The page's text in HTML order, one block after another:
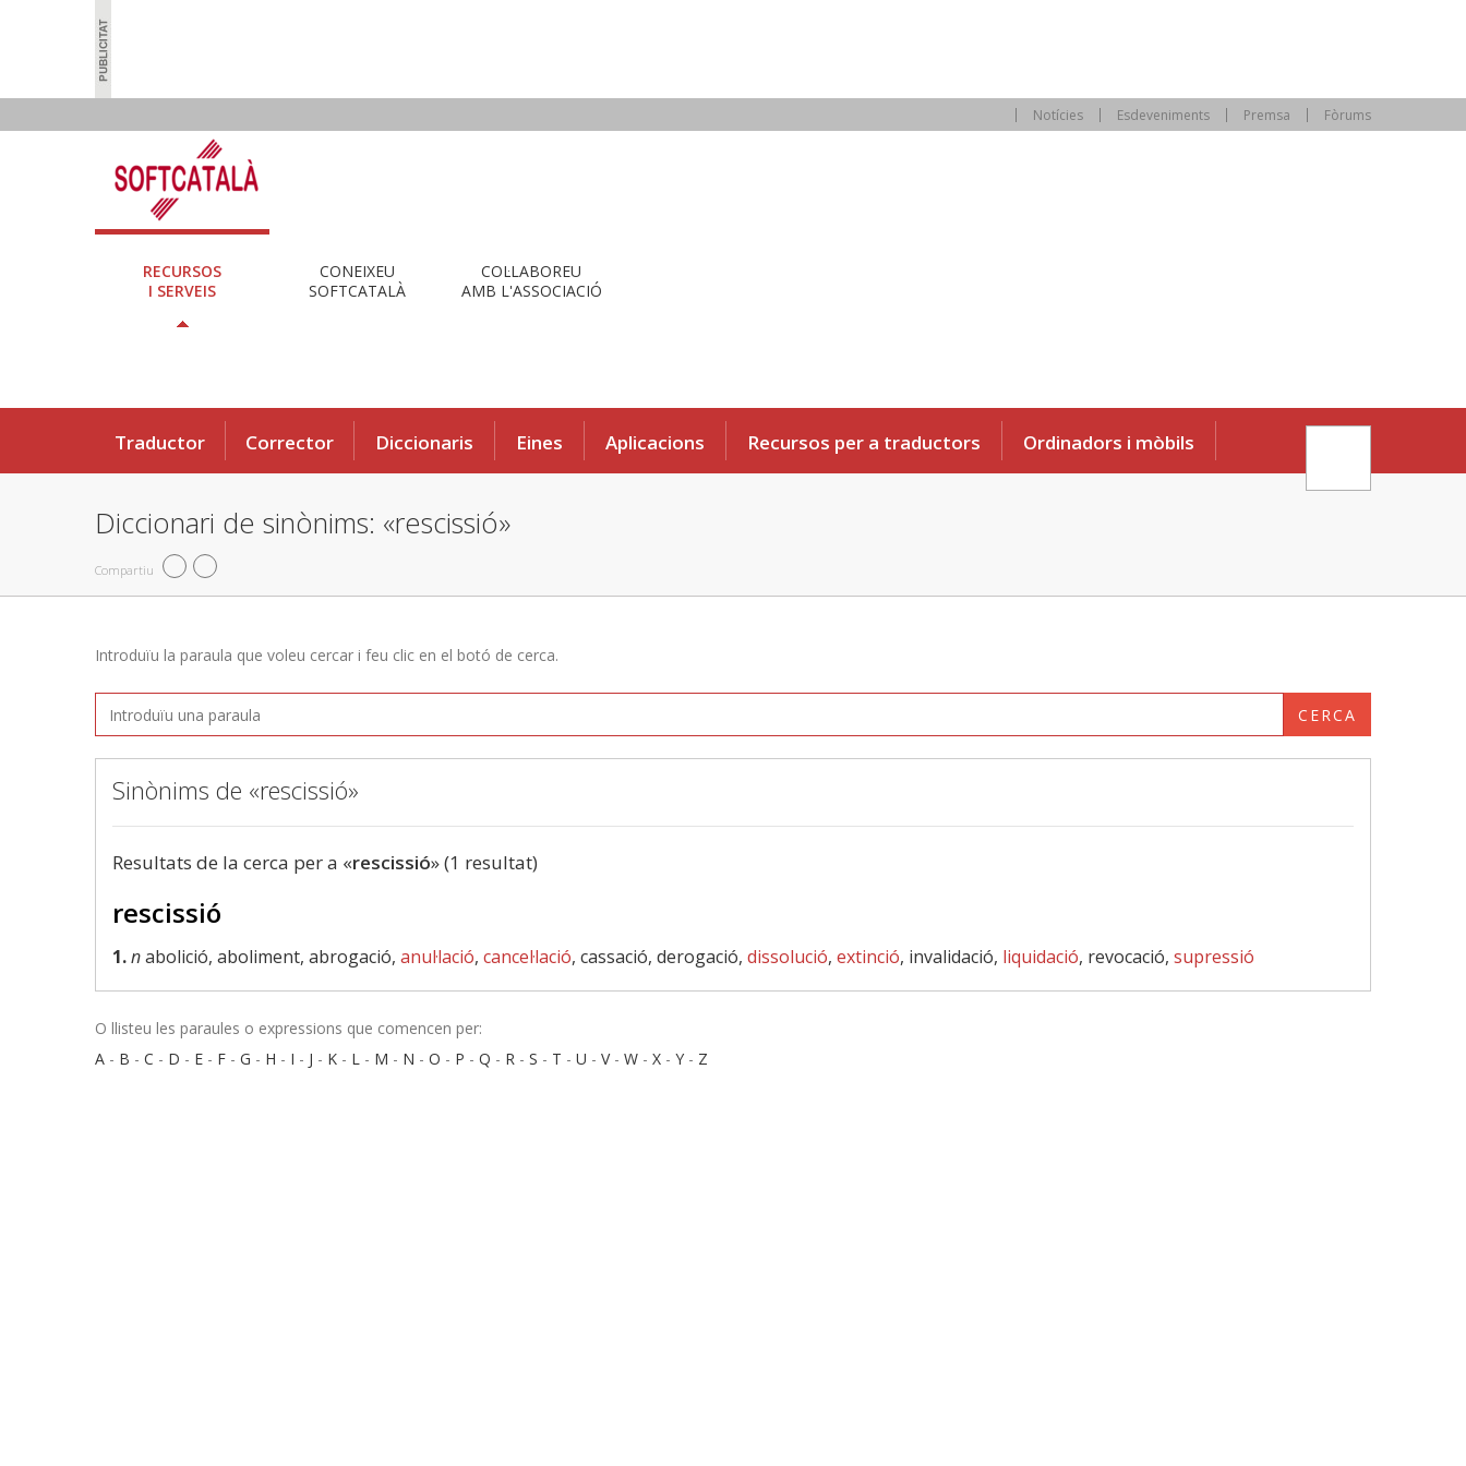
Notícies Esdeveniments Premsa Fòrums
RECURSOS
I SERVEIS
CONEIXEU
SOFTCATALÀ
COL·LABOREU
AMB L'ASSOCIACIÓ
Traductor Corrector Diccionaris Eines Aplicacions Recursos per a traductors Ordinadors i mòbils
Diccionari de sinònims: «rescissió»
Compartiu
Introduïu la paraula que voleu cercar i feu clic en el botó de cerca.
CERCA
Sinònims de «rescissió»
Resultats de la cerca per a «rescissió» (1 resultat)
rescissió
1.nabolició, aboliment, abrogació, anul·lació, cancel·lació, cassació, derogació, dissolució, extinció, invalidació, liquidació, revocació, supressió
O llisteu les paraules o expressions que comencen per:
A - B - C - D - E - F - G - H - I - J - K - L - M - N - O - P - Q - R - S - T - U - V- W - X - Y - Z